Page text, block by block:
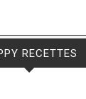
RECETTES